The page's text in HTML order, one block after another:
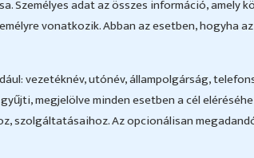
adat az összes információ, amely
vonatkozik. Abban az esetben, hogyha
vezetéknév, utónév, állampolgárság,
megjelölve minden esetben a cél
szolgáltatásaihoz. Az opcionálisan